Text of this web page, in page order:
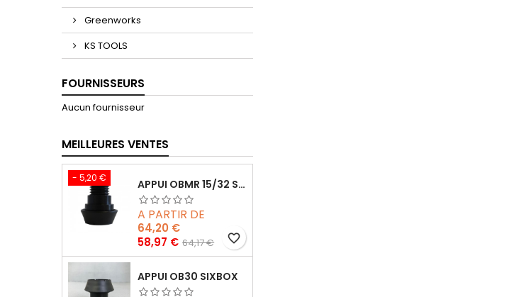
Greenworks
KS TOOLS
FOURNISSEURS
Aucun fournisseur
MEILLEURES VENTES
- 5,20 € APPUI OBMR 15/32 SIXBOX SANS VIS
A PARTIR DE
64,20 €
Prix
58,97 € Prix
de
base
64,17 € favorite_border
APPUI OB30 SIXBOX